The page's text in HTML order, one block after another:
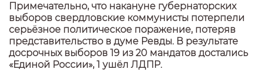
Примечательно, что накануне губернаторских
выборов свердловские коммунисты потерпели
серьёзное политическое поражение, потеряв
представительство в думе Ревды. В результате
досрочных выборов 19 из 20 мандатов достались
«Единой России», 1 ушёл ЛДПР.